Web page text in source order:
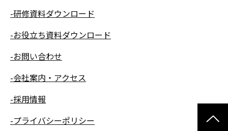
-研修資料ダウンロード
-お役立ち資料ダウンロード
-お問い合わせ
-会社案内・アクセス
-採用情報
-プライバシーポリシー